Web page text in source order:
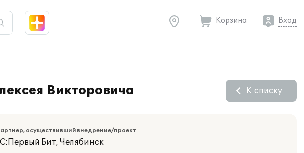
Корзина Вход
Викторовича К списку
осуществивший внедрение/проект
Бит, Челябинск